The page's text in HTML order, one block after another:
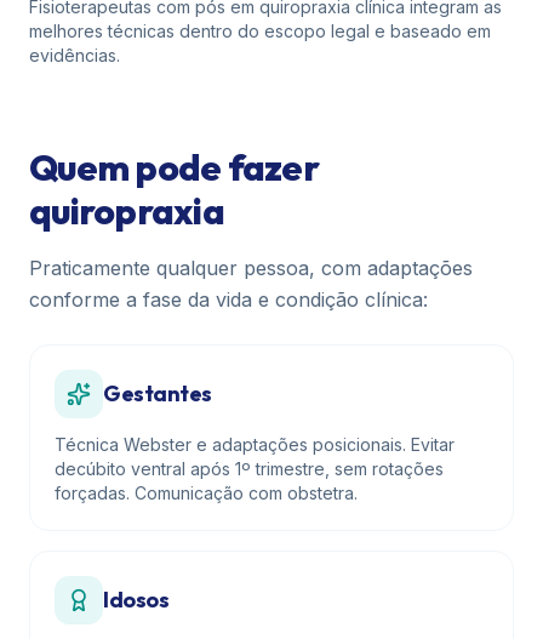
Fisioterapeutas com pós em quiropraxia clínica integram as
melhores técnicas dentro do escopo legal e baseado em
evidências.
Quem pode fazer
quiropraxia
Praticamente qualquer pessoa, com adaptações
conforme a fase da vida e condição clínica:
Gestantes
Técnica Webster e adaptações posicionais. Evitar
decúbito ventral após 1º trimestre, sem rotações
forçadas. Comunicação com obstetra.
Idosos